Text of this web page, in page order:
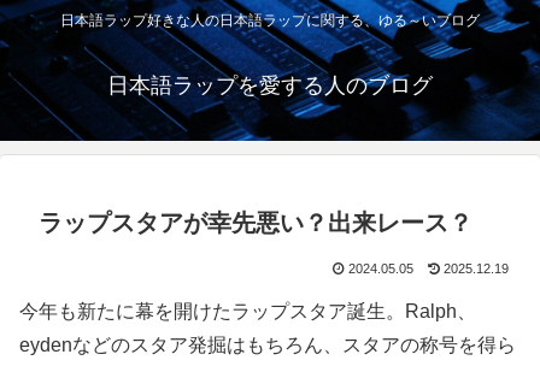
日本語ラップ好きな人の日本語ラップに関する、ゆる～いブログ
日本語ラップを愛する人のブログ
ラップスタアが幸先悪い？出来レース？
2024.05.05 2025.12.19
今年も新たに幕を開けたラップスタア誕生。Ralph、
eydenなどのスタア発掘はもちろん、スタアの称号を得ら